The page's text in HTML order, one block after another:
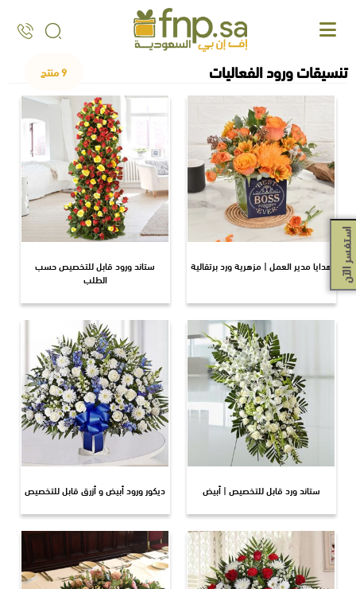
استفسر الآن
تنسيقات ورود الفعاليات 9 منتج
هدايا مدير العمل | مزهرية ورد برتقالية ستاند ورود قابل للتخصيص حسب
الطلب
ستاند ورد قابل للتخصيص | أبيض ديكور ورود أبيض و أزرق قابل للتخصيص